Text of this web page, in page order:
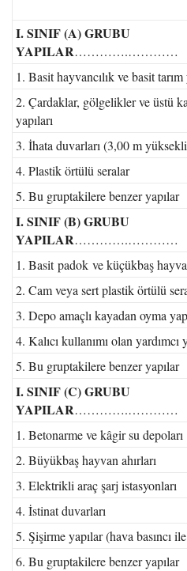
I. SINIF (A) GRUBU
YAPILAR………….…………
1. Basit hayvancılık ve basit tarım
2. Çardaklar, gölgelikler ve üstü
yapıları
3. İhata duvarları (3,00 m
4. Plastik örtülü seralar
5. Bu gruptakilere benzer yapılar
I. SINIF (B) GRUBU
YAPILAR………….…………
1. Basit padok ve küçükbaş
2. Cam veya sert plastik örtülü
3. Depo amaçlı kayadan oyma
4. Kalıcı kullanımı olan yardımcı
5. Bu gruptakilere benzer yapılar
I. SINIF (C) GRUBU
YAPILAR………….…………
1. Betonarme ve kâgir su depoları
2. Büyükbaş hayvan ahırları
3. Elektrikli araç şarj istasyonları
4. İstinat duvarları
5. Şişirme yapılar (hava basıncı
6. Bu gruptakilere benzer yapılar